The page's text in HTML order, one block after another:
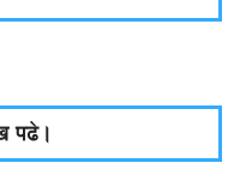
पढे।